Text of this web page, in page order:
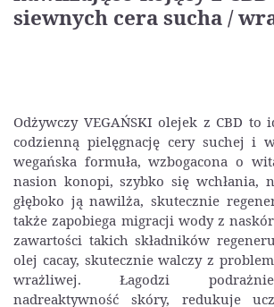
siewnych cera sucha /
Odżywczy VEGAŃSKI olejek z CBD to
codzienną pielęgnację cery suchej i
wegańska formuła, wzbogacona o
nasion konopi, szybko się wchłania,
głęboko ją nawilża, skutecznie
także zapobiega migracji wody z
zawartości takich składników
olej cacay, skutecznie walczy z
wrażliwej. Łagodzi
nadreaktywność skóry, redukuje